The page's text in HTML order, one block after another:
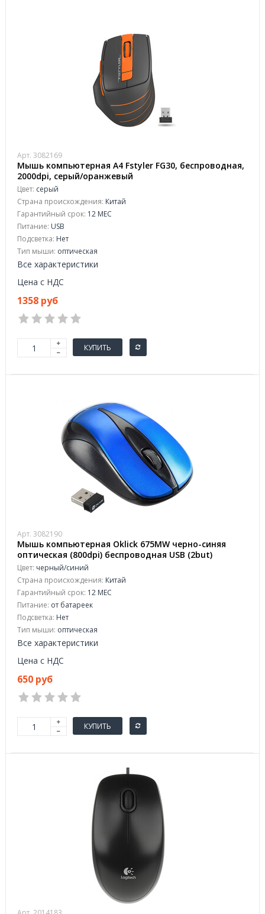
Арт. 3082169
Мышь компьютерная A4 Fstyler FG30, беспроводная,
2000dpi, серый/оранжевый
Цвет: серый
Страна происхождения: Китай
Гарантийный срок: 12 МЕС
Питание: USB
Подсветка: Нет
Тип мыши: оптическая
Все характеристики
Цена с НДС
1358 руб
КУПИТЬ
Арт. 3082190
Мышь компьютерная Oklick 675MW черно-синяя
оптическая (800dpi) беспроводная USB (2but)
Цвет: черный/синий
Страна происхождения: Китай
Гарантийный срок: 12 МЕС
Питание: от батареек
Подсветка: Нет
Тип мыши: оптическая
Все характеристики
Цена с НДС
650 руб
КУПИТЬ